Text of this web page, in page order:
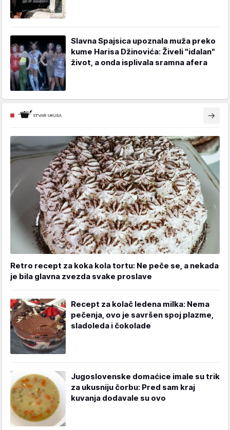
Slavna Spajsica upoznala muža preko
kume Harisa Džinovića: Živeli "idalan"
život, a onda isplivala sramna afera
Retro recept za koka kola tortu: Ne peče se, a nekada
je bila glavna zvezda svake proslave
Recept za kolač ledena milka: Nema
pečenja, ovo je savršen spoj plazme,
sladoleda i čokolade
Jugoslovenske domaćice imale su trik
za ukusniju čorbu: Pred sam kraj
kuvanja dodavale su ovo